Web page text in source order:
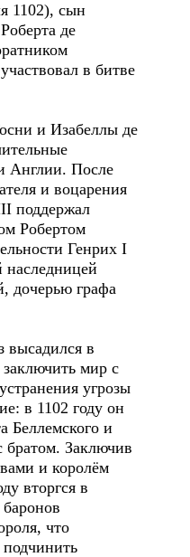
1102), сын
де
в битве
и Изабеллы де
Англии. После
и воцарения
поддержал
Робертом
Генрих I
наследницей
дочерью графа
высадился в
мир с
угрозы
в 1102 году он
Беллемского и
братом. Заключив
и королём
вторгся в
что